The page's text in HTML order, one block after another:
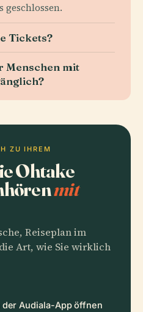
geschlossen.
Tickets?
Menschen mit
ZU IHREM
Ohtake
mit
Reiseplan im
Art, wie Sie wirklich
der Audiala-App öffnen